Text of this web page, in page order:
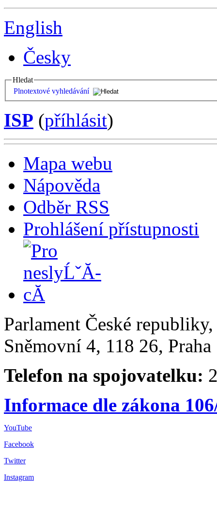
English
Česky
Hledat
Plnotextové vyhledávání
ISP (příhlásit)
Mapa webu
Nápověda
Odběr RSS
Prohlášení přístupnosti
Parlament České
Sněmovní 4, 118 26,
Telefon na spojovatelku:
Informace dle zákona
YouTube
Facebook
Twitter
Instagram